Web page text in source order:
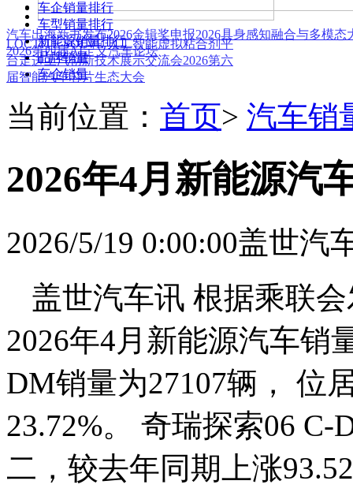
汽车出海新书发布2026金辑奖申报2026具身感知融合与多模态
2026第四届AI定义汽车论坛
LOCTITE SOLVE 人工智能虚拟粘合剂平
台走进上汽创新技术展示交流会2026第六
届智能汽车芯片生态大会
车企销量排行
车型销量排行
新能源销量排行
品牌销量
车企销量
当前位置： 首页> 汽车销
2026年4月新能源汽
2026/5/19 0:00:00盖世汽
盖世汽车讯 根据乘联
2026年4月新能源汽车销
DM销量为27107辆， 位
23.72%。 奇瑞探索06
二，较去年同期上涨